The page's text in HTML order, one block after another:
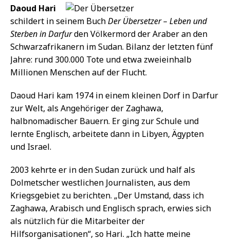
Daoud Hari
schildert in seinem BuchDer Übersetzer – Leben und
Sterben in Darfurden Völkermord der Araber an den
Schwarzafrikanern im Sudan. Bilanz der letzten fünf
Jahre: rund 300.000 Tote und etwa zweieinhalb
Millionen Menschen auf der Flucht.
Daoud Hari kam 1974 in einem kleinen Dorf in Darfur
zur Welt, als Angehöriger der Zaghawa,
halbnomadischer Bauern. Er ging zur Schule und
lernte Englisch, arbeitete dann in Libyen, Ägypten
und Israel.
2003 kehrte er in den Sudan zurück und half als
Dolmetscher westlichen Journalisten, aus dem
Kriegsgebiet zu berichten. „Der Umstand, dass ich
Zaghawa, Arabisch und Englisch sprach, erwies sich
als nützlich für die Mitarbeiter der
Hilfsorganisationen“, so Hari. „Ich hatte meine